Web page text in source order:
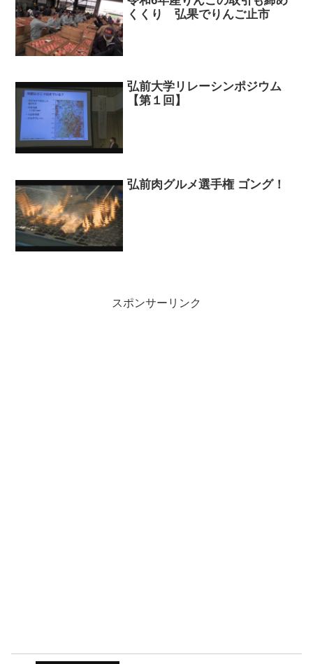
くくり 弘果でりんご止市
弘前大学リレーシンポジウム
【第１回】
弘前肉グルメ選手権 ゴング！
スポンサーリンク